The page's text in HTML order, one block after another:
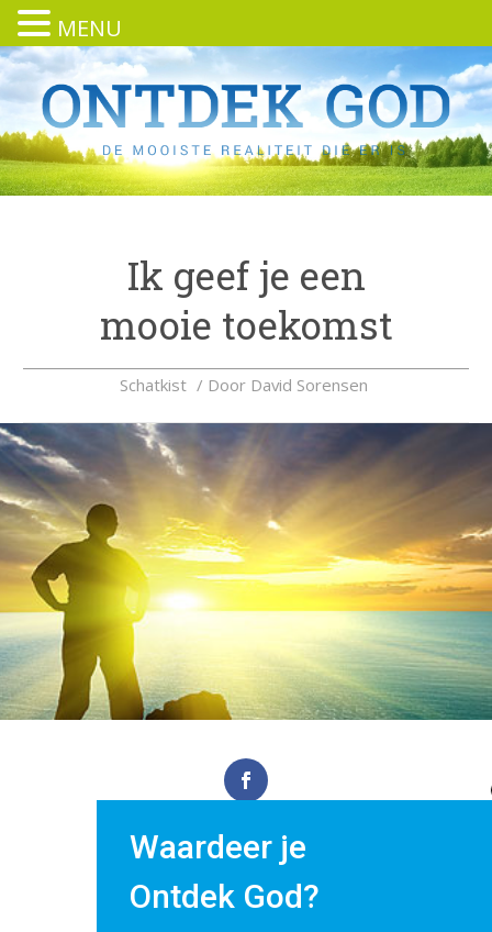
Ik geef je een
mooie toekomst
Schatkist / Door David Sorensen
Twitter
MENU
Waardeer je
Ontdek God?